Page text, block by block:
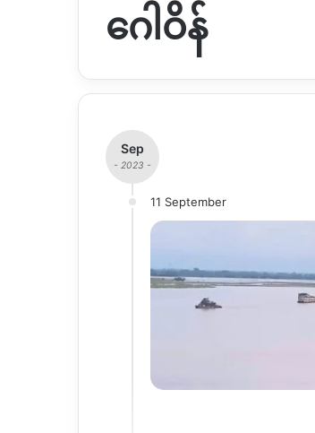
ဂေါဝိန်
Sep
- 2023 -
11 September